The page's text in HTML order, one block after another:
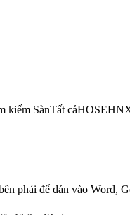
SànTất
phải để dán vào